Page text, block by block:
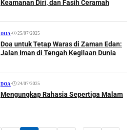
Keamanan Diri, dan Fasih Ceramah
DOA • 25/07/2025
Doa untuk Tetap Waras di Zaman Edan:
Jalan Iman di Tengah Kegilaan Dunia
DOA • 24/07/2025
Mengungkap Rahasia Sepertiga Malam